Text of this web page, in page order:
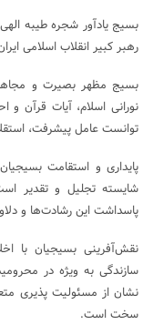
بسیج یادآور شجره طیبه‌
رهبر کبیر انقلاب اسلامی
بسیج مظهر بصیرت و
نورانی اسلام، آیات قرآن و
توانست عامل پیشرفت،
پایداری و استقامت
شایسته تجلیل و تقدیر
پاسداشت این رشادت‌ها و
نقش‌آفرینی بسیجیان با
سازندگی به ویژه در
نشان از مسئولیت پذیری
سخت است.